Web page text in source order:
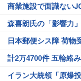
商業施設で面識ない
森喜朗氏の「影響力
日本郵便シス障 荷物
計2万4700件 五輪絡
イラン大統領「原爆